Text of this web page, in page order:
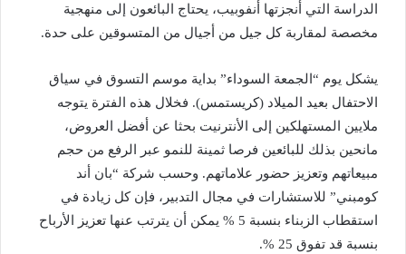
الدراسة التي أنجزتها أنفوبيب، يحتاج البائعون إلى منهجية
مخصصة لمقاربة كل جيل من أجيال من المتسوقين على حدة.
يشكل يوم “الجمعة السوداء” بداية موسم التسوق في سياق
الاحتفال بعيد الميلاد (كريستمس). فخلال هذه الفترة يتوجه
ملايين المستهلكين إلى الأنترنيت بحثا عن أفضل العروض،
مانحين بذلك للبائعين فرصا ثمينة للنمو عبر الرفع من حجم
مبيعاتهم وتعزيز حضور علاماتهم. وحسب شركة “بان أند
كومبني” للاستشارات في مجال التدبير، فإن كل زيادة في
استقطاب الزبناء بنسبة 5 % يمكن أن يترتب عنها تعزيز الأرباح
بنسبة قد تفوق 25 %.